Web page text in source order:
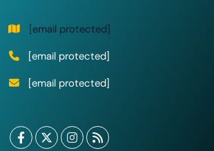
[email protected]
[email protected]
[email protected]